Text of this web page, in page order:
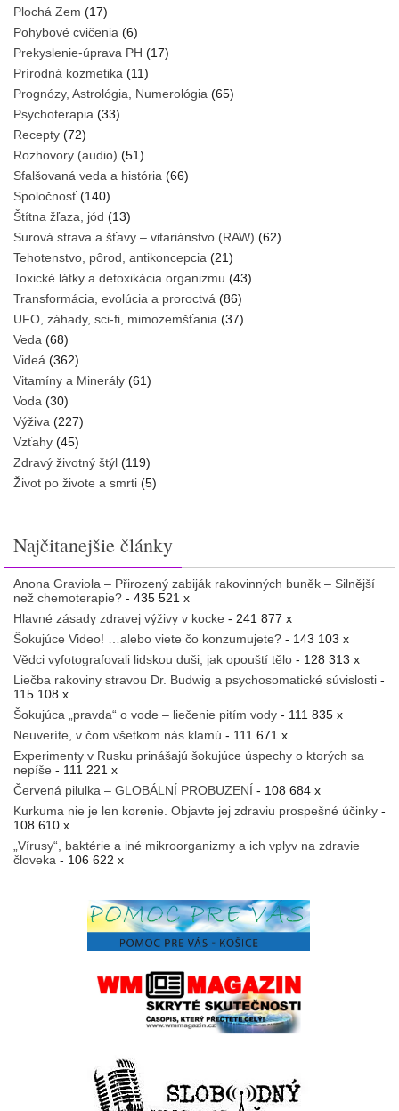
Plochá Zem (17)
Pohybové cvičenia (6)
Prekyslenie-úprava PH (17)
Prírodná kozmetika (11)
Prognózy, Astrológia, Numerológia (65)
Psychoterapia (33)
Recepty (72)
Rozhovory (audio) (51)
Sfalšovaná veda a história (66)
Spoločnosť(140)
Štítna žľaza, jód (13)
Surová strava a šťavy – vitariánstvo (RAW) (62)
Tehotenstvo, pôrod, antikoncepcia (21)
Toxické látky a detoxikácia organizmu (43)
Transformácia, evolúcia a proroctvá (86)
UFO, záhady, sci-fi, mimozemšťania (37)
Veda (68)
Videá (362)
Vitamíny a Minerály (61)
Voda (30)
Výživa (227)
Vzťahy (45)
Zdravý životný štýl (119)
Život po živote a smrti (5)
Najčitanejšie články
Anona Graviola – Přirozený zabiják rakovinných buněk – Silnější
než chemoterapie? - 435 521 x
Hlavné zásady zdravej výživy v kocke - 241 877 x
Šokujúce Video! …alebo viete čo konzumujete? - 143 103 x
Vědci vyfotografovali lidskou duši, jak opouští tělo - 128 313 x
Liečba rakoviny stravou Dr. Budwig a psychosomatické súvislosti -
115 108 x
Šokujúca „pravda“ o vode – liečenie pitím vody - 111 835 x
Neuveríte, v čom všetkom nás klamú - 111 671 x
Experimenty v Rusku prinášajú šokujúce úspechy o ktorých sa
nepíše - 111 221 x
Červená pilulka – GLOBÁLNÍ PROBUZENÍ - 108 684 x
Kurkuma nie je len korenie. Objavte jej zdraviu prospešné účinky -
108 610 x
„Vírusy“, baktérie a iné mikroorganizmy a ich vplyv na zdravie
človeka - 106 622 x